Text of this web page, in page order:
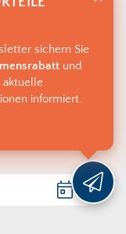
sichern Sie
und
informiert.